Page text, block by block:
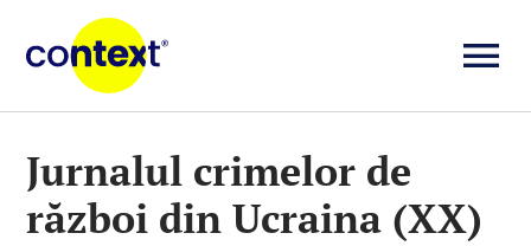
content
Știri
Jurnalul crimelor de
război din Ucraina (XX)